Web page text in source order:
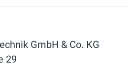
GmbH & Co. KG
29